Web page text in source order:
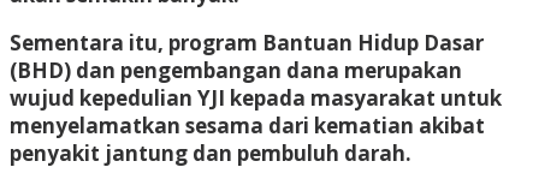
Sementara itu, program Bantuan Hidup Dasar
(BHD) dan pengembangan dana merupakan
wujud kepedulian YJI kepada masyarakat untuk
menyelamatkan sesama dari kematian akibat
penyakit jantung dan pembuluh darah.